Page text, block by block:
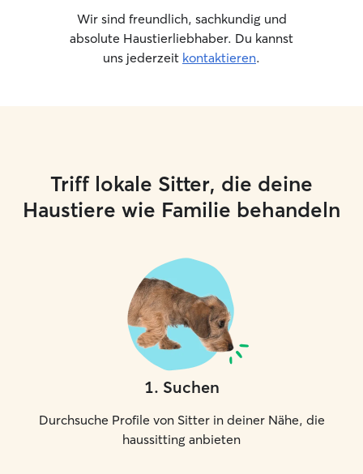
Wir sind freundlich, sachkundig und
absolute Haustierliebhaber. Du kannst
uns jederzeit kontaktieren.
Triff lokale Sitter, die deine
Haustiere wie Familie behandeln
1. Suchen
Durchsuche Profile von Sitter in deiner Nähe, die
haussitting anbieten